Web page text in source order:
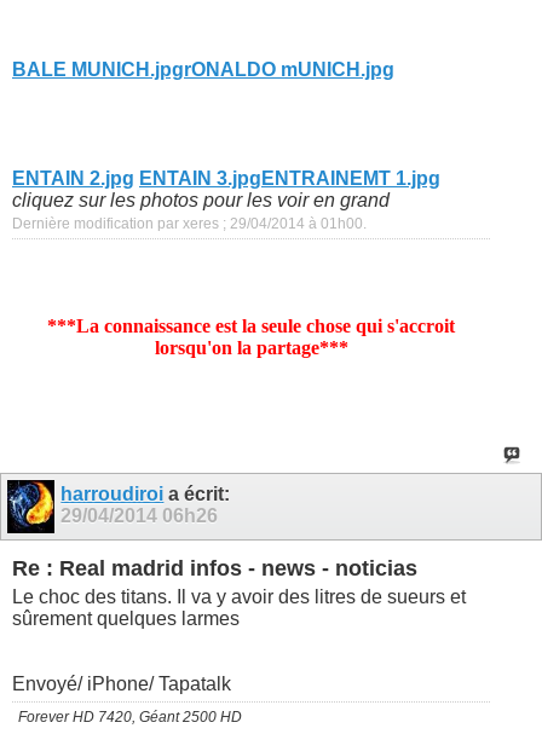
BALE MUNICH.jpgrONALDO mUNICH.jpg
ENTAIN 2.jpg ENTAIN 3.jpg ENTRAINEMT 1.jpg
cliquez sur les photos pour les voir en grand
Dernière modification par xeres ; 29/04/2014 à 01h00
***La connaissance est la seule chose qui s'accroit
lorsqu'on la partage***
harroudiroi a écrit:
29/04/2014 06h26
Re : Real madrid infos - news - noticias
Le choc des titans. Il va y avoir des litres de sueurs et
sûrement quelques larmes
Envoyé/ iPhone/ Tapatalk
Forever HD 7420, Géant 2500 HD